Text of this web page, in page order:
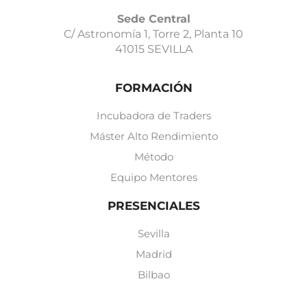
Sede Central
C/ Astronomía 1, Torre 2, Planta 10
41015 SEVILLA
FORMACIÓN
Incubadora de Traders
Máster Alto Rendimiento
Método
Equipo Mentores
PRESENCIALES
Sevilla
Madrid
Bilbao